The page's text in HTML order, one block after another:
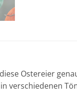
Ostereier
verschiedenen